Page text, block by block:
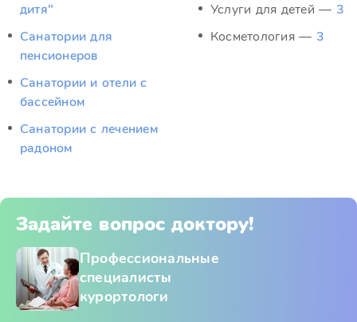
дитя"
Санатории для
пенсионеров
Санатории и отели с
бассейном
Санатории с лечением
радоном
Услуги для детей — 3
Косметология — 3
Задайте вопрос доктору!
Профессиональные
специалисты
курортологи